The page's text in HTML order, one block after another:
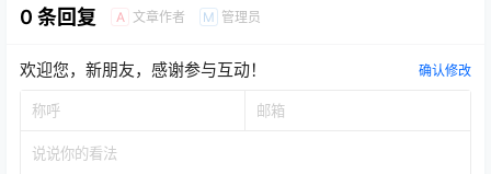
0 条回复 A 文章作者 M 管理员
欢迎您，新朋友，感谢参与互动！ 确认修改